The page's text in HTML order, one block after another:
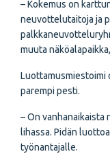
– Kokemus on
neuvottelutaitoja ja
muuta
Luottamusmiestoimi
parempi pesti.
– On vanhanaikaista
lihassa. Pidän
työnantajalle.